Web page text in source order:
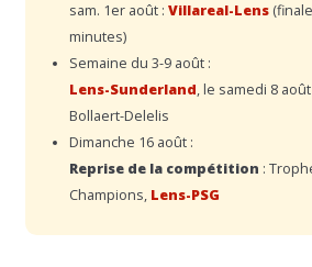
sam. 1er août : Villareal-Lens
minutes)
Semaine du 3-9 août :
Lens-Sunderland, le samedi 8
Bollaert-Delelis
Dimanche 16 août :
Reprise de la compétition :
Champions, Lens-PSG